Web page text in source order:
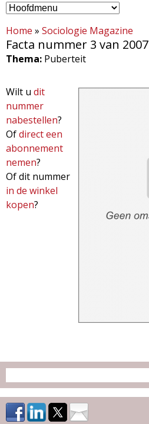
S
o
c
i
o
l
o
g
a
z
H
o
o
d
m
e
n
u
Home » Sociologie Magazine
Facta nummer 3 van 2007
Thema: Puberteit
Wilt u dit
nummer
nabestellen?
Ofdirect een
abonnement
nemen?
Of dit nummer
in de winkel
kopen?